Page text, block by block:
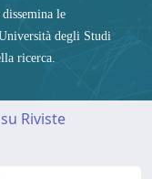
le
degli Studi
ricerca.
Riviste